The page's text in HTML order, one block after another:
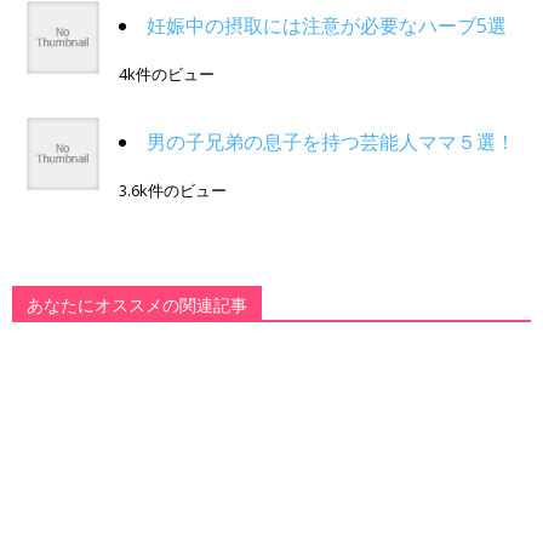
妊娠中の摂取には注意が必要なハーブ5選
4k件のビュー
男の子兄弟の息子を持つ芸能人ママ５選！
3.6k件のビュー
あなたにオススメの関連記事